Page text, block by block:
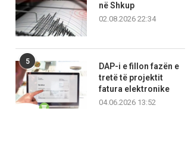
në Shkup
02.08.2026 22:34
5
DAP-i e fillon fazën e
tretë të projektit
fatura elektronike
04.06.2026 13:52